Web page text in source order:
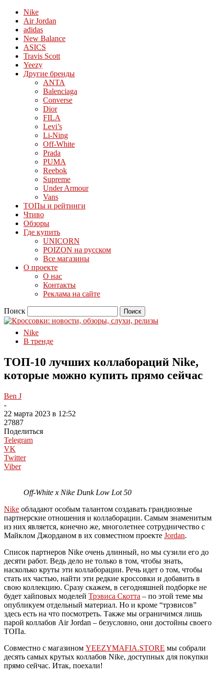
Nike
Air Jordan
adidas
New Balance
ASICS
Travis Scott
Yeezy
Другие бренды
ANTA
Balenciaga
Converse
Dior
FILA
Levi’s
Li-Ning
Off-White
Prada
PUMA
Reebok
Supreme
Under Armour
Vans
ТОПы и рейтинги
Чтиво
Обзоры
Где купить
UNICORN
POIZON на русском
Все магазины
О проекте
О нас
Контакты
Реклама на сайте
Поиск
Nike
В тренде
ТОП-10 лучших коллабораций Nike,
которые можно купить прямо сейчас
Ben J
-
22 марта 2023 в 12:52
27887
Поделиться
Telegram
VK
Twitter
Viber
Off-White x Nike Dunk Low Lot 50
Nike обладают особым талантом создавать грандиозные
партнерские отношения и коллаборации. Самым знаменитым
из них является, конечно же, многолетнее сотрудничество с
Майклом Джорданом в их совместном проекте Jordan.
Список партнеров Nike очень длинный, но мы сузили его до
десяти работ. Ведь дело не только в том, чтобы знать,
насколько круты эти коллаборации. Речь идет о том, чтобы
стать их частью, найти эти редкие кроссовки и добавить в
свою коллекцию. Сразу скажем, в сегодняшней подборке не
будет хайповых моделей Трэвиса Скотта – по этой теме мы
опубликуем отдельный материал. Но и кроме “трэвисов”
здесь есть на что посмотреть. Также мы ограничимся лишь
парой коллабов Air Jordan – безусловно, они достойны своего
ТОПа.
Совместно с магазином YEEZYMAFIA.STORE мы собрали
десять самых крутых коллабов Nike, доступных для покупки
прямо сейчас. Итак, поехали!